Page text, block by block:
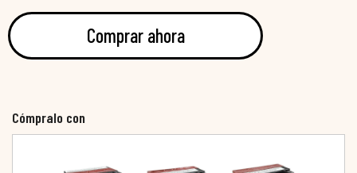
Comprar ahora
Cómpralo con